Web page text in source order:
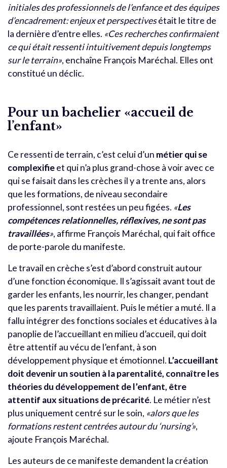
initiales des professionnels de l’enfance et des équipes
d’encadrement: enjeux et perspectivesétait le titre de
la dernière d’entre elles. «Ces recherches confirmaient
ce qui était ressenti intuitivement depuis longtemps
sur le terrain», enchaîne François Maréchal. Elles ont
constitué un déclic.
Pour un bachelier «accueil de
l’enfant»
Ce ressenti de terrain, c’est celui d’un métier qui se
complexifieet qui n’a plus grand-chose à voir avec ce
qui se faisait dans les crèches il y a trente ans, alors
que les formations, de niveau secondaire
professionnel, sont restées un peu figées. «Les
compétences relationnelles, réflexives, ne sont pas
travaillées», affirme François Maréchal, qui fait office
de porte-parole du manifeste.
Le travail en crèche s’est d’abord construit autour
d’une fonction économique. Il s’agissait avant tout de
garder les enfants, les nourrir, les changer, pendant
que les parents travaillaient. Puis le métier a muté. Il a
fallu intégrer des fonctions sociales et éducatives à la
panoplie de l’accueillant en milieu d’accueil, qui doit
être attentif au vécu de l’enfant, à son
développement physique et émotionnel. L’accueillant
doit devenir un soutien à la parentalité, connaître les
théories du développement de l’enfant, être
attentif aux situations de précarité. Le métier n’est
plus uniquement centré sur le soin, «alors que les
formations restent centrées autour du ‘nursing’»,
ajoute François Maréchal.
Les auteurs de ce manifeste demandent la création